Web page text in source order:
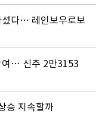
섰다… 레인보우로보
여… 신주 2만3153
승 지속할까